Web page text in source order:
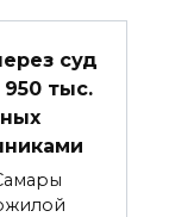
суд
тыс.